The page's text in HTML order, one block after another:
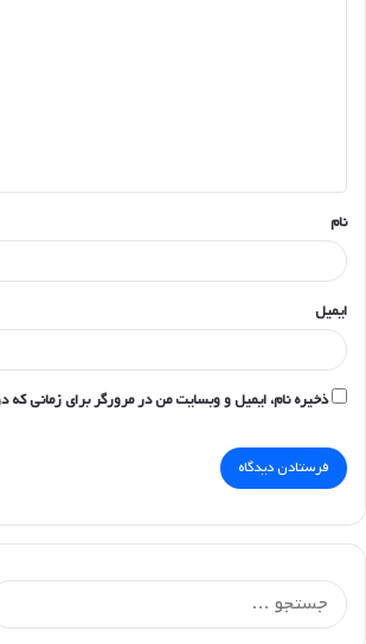
*
نام
ایمیل
ذخیره نام، ایمیل و وبسایت من در مرورگر برای زمانی که